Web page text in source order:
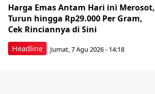
Headline
Harga Emas Antam Hari ini Merosot,
Turun hingga Rp29.000 Per Gram,
Cek Rinciannya di Sini
Jumat, 7 Agu 2026 - 14:18